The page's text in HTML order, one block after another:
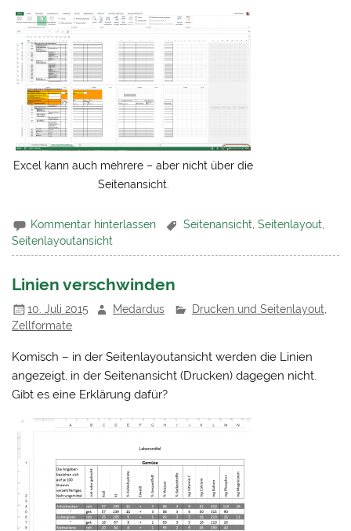
Excel kann auch mehrere – aber nicht über die
Seitenansicht.
Kommentar hinterlassen Seitenansicht ,Seitenlayout
Seitenlayoutansicht
Linien verschwinden
10. Juli 2015 Medardus Drucken und Seitenlayout
Zellformate
Komisch – in der Seitenlayoutansicht werden die Linien
angezeigt, in der Seitenansicht (Drucken) dagegen nicht.
Gibt es eine Erklärung dafür?